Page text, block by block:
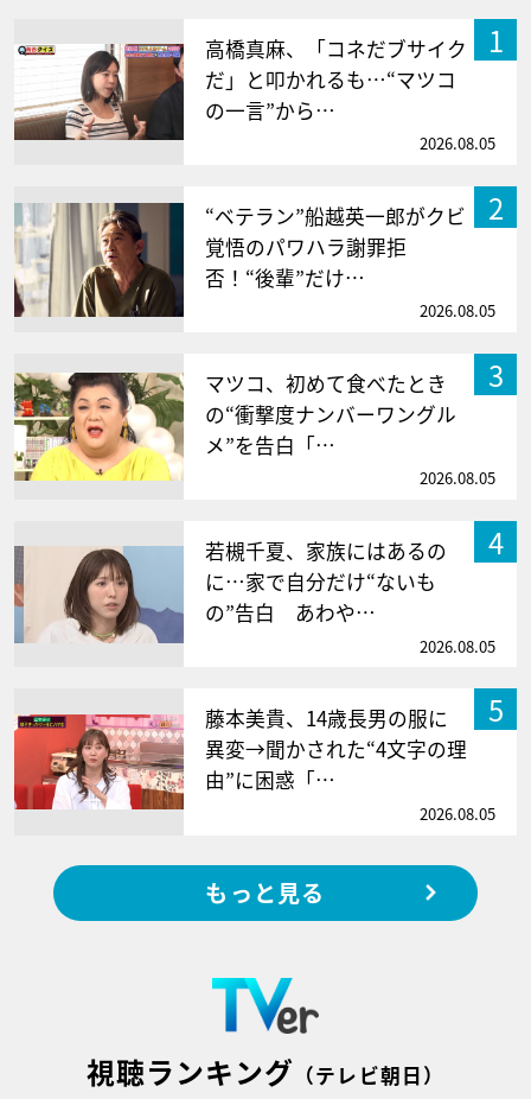
1
高橋真麻、「コネだブサイク
だ」と叩かれるも…“マツコ
の一言”から…
2026.08.05
2
“ベテラン”船越英一郎がクビ
覚悟のパワハラ謝罪拒
否！“後輩”だけ…
2026.08.05
3
マツコ、初めて食べたとき
の“衝撃度ナンバーワングル
メ”を告白「…
2026.08.05
4
若槻千夏、家族にはあるの
に…家で自分だけ“ないも
の”告白 あわや…
2026.08.05
5
藤本美貴、14歳長男の服に
異変→聞かされた“4文字の理
由”に困惑「…
2026.08.05
もっと見る
視聴ランキング （テレビ朝日）